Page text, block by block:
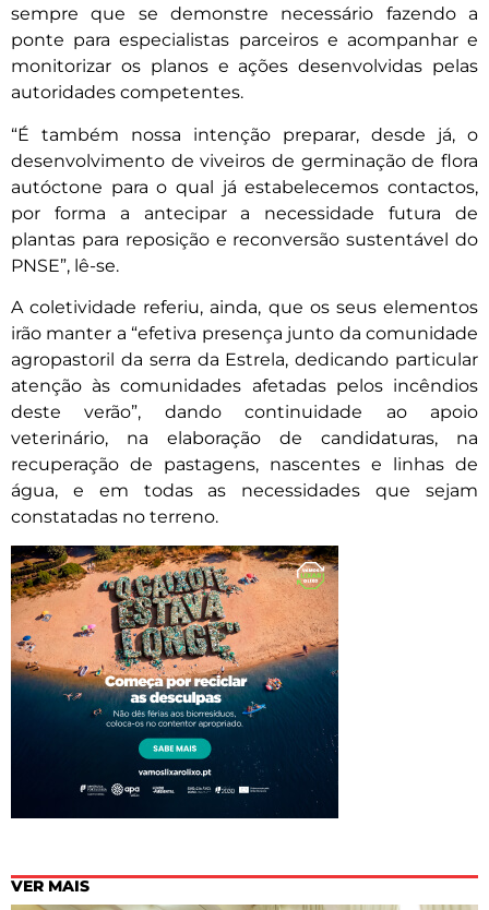
sempre que se demonstre necessário fazendo a
ponte para especialistas parceiros e acompanhar e
monitorizar os planos e ações desenvolvidas pelas
autoridades competentes.
“É também nossa intenção preparar, desde já, o
desenvolvimento de viveiros de germinação de flora
autóctone para o qual já estabelecemos contactos,
por forma a antecipar a necessidade futura de
plantas para reposição e reconversão sustentável do
PNSE”, lê-se.
A coletividade referiu, ainda, que os seus elementos
irão manter a “efetiva presença junto da comunidade
agropastoril da serra da Estrela, dedicando particular
atenção às comunidades afetadas pelos incêndios
deste verão”, dando continuidade ao apoio
veterinário, na elaboração de candidaturas, na
recuperação de pastagens, nascentes e linhas de
água, e em todas as necessidades que sejam
constatadas no terreno.
VER MAIS